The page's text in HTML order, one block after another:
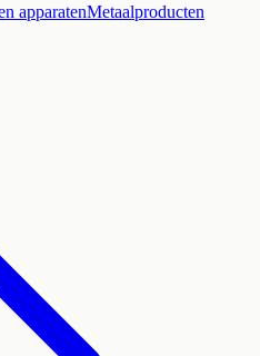
apparatenMetaalproducten